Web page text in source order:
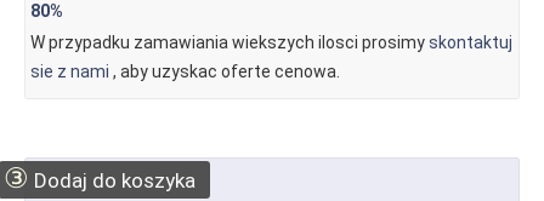
80%
W przypadku zamawiania wiekszych ilosci prosimyskontaktuj
sie z nami , aby uzyskac oferte cenowa.
③ Dodaj do koszyka